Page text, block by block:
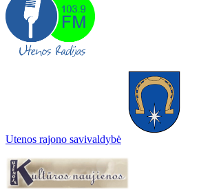
Utenos rajono savivaldybė